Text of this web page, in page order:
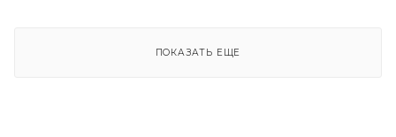
ПОКАЗАТЬ ЕЩЕ